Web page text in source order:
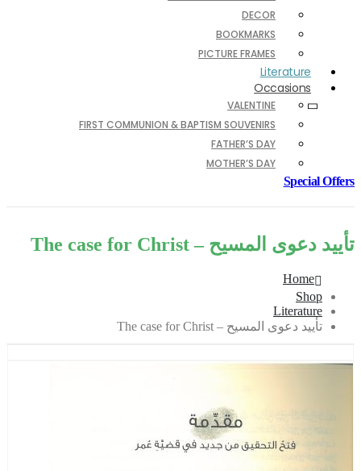
DECOR
BOOKMARKS
PICTURE FRAMES
Literature
Occasions
VALENTINE
FIRST COMMUNION & BAPTISM SOUVENIRS
FATHER’S DAY
MOTHER’S DAY
Special Offers
تأييد دعوى المسيح – The case for Christ
Home
Shop
Literature
تأييد دعوى المسيح – The case for Christ